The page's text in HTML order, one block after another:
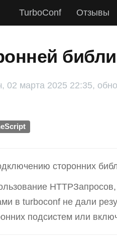
TurboConf Отзывы
марта 2025 22:35,
сторонних
в turboconf не дали
подсистем или